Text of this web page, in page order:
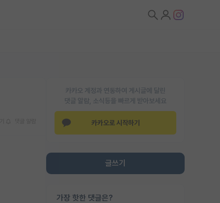
카카오 계정과 연동하여 게시글에 달린
댓글 알람, 소식등을 빠르게 받아보세요
카카오로 시작하기
글쓰기
가장 핫한 댓글은?